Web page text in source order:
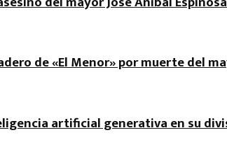
de «El Menor» por muerte del
artificial generativa en su